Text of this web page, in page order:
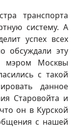
транспорта
систему. А
успех всех
обсуждали эту
мэром Москвы
с такой
данное
Старовойта и
он в Курской
с нашей